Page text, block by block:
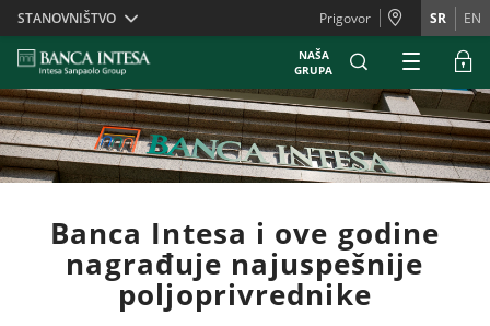
Skiplinks
STANOVNIŠTVO Prigovor SR EN
NAŠA
GRUPA
Banca Intesa i ove godine
nagrađuje najuspešnije
poljoprivrednike